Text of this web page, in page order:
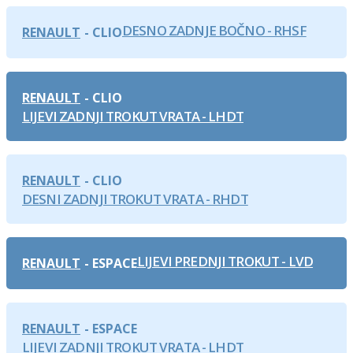
RENAULT DESNO ZADNJE BOČNO - RHSF
CLIO
RENAULT
LIJEVI ZADNJI TROKUT VRATA - LHDT
CLIO
RENAULT
DESNI ZADNJI TROKUT VRATA - RHDT
CLIO
RENAULT LIJEVI PREDNJI TROKUT - LVD
ESPACE
RENAULT
LIJEVI ZADNJI TROKUT VRATA - LHDT
ESPACE